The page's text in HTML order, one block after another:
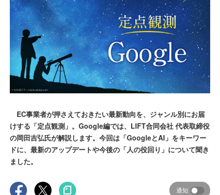
EC事業者が押さえておきたい最新動向を、ジャンル別にお届
けする「定点観測」。Google編では、LIFT合同会社 代表取締役
の岡田吉弘氏が解説します。今回は「GoogleとAI」をキーワー
ドに、最新のアップデートや今後の「人の役回り」について聞き
ました。
通知